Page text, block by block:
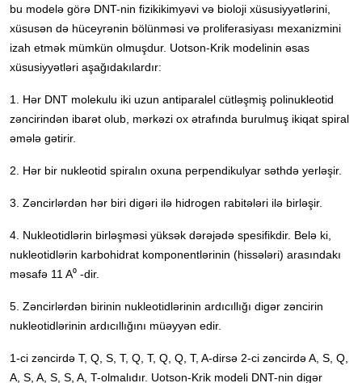
bu modelə görə DNT-nin fizikikimyəvi və bioloji xüsusiyyətlərini,
xüsusən də hüceyrənin bölünməsi və proliferasiyası mexanizmini
izah etmək mümkün olmuşdur. Uotson-Krik modelinin əsas
xüsusiyyətləri aşağıdakılardır:
1. Hər DNT molekulu iki uzun antiparalel cütləşmiş polinukleotid
zəncirindən ibarət olub, mərkəzi ox ətrafında burulmuş ikiqat spiral
əmələ gətirir.
2. Hər bir nukleotid spiralın oxuna perpendikulyar səthdə yerləşir.
3. Zəncirlərdən hər biri digəri ilə hidrogen rabitələri ilə birləşir.
4. Nukleotidlərin birləşməsi yüksək dərəjədə spesifikdir. Belə ki,
nukleotidlərin karbohidrat komponentlərinin (hissələri) arasındakı
məsafə 11 A⁰ -dir.
5. Zəncirlərdən birinin nukleotidlərinin ardıcıllığı digər zəncirin
nukleotidlərinin ardıcıllığını müəyyən edir.
1-ci zəncirdə T, Q, S, T, Q, T, Q, Q, T, A-dirsə 2-ci zəncirdə A, S, Q,
A, S, A, S, S, A, T-olmalıdır. Uotson-Krik modeli DNT-nin digər